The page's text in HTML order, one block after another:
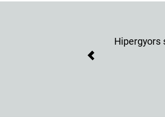
Hipergyors
Previous